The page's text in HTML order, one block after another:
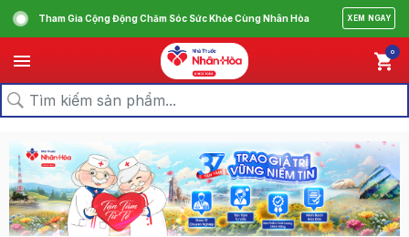
Tham Gia Cộng Động Chăm Sóc Sức Khỏe Cùng Nhân Hòa XEM NGAY
0